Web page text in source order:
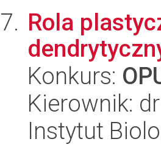
Rola
Konkurs:
Kierownik:
Instytut